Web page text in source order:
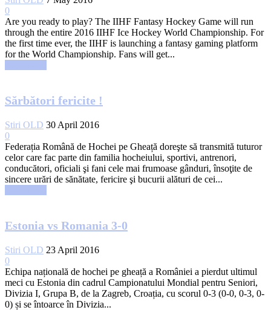
0
Are you ready to play? The IIHF Fantasy Hockey Game will run
through the entire 2016 IIHF Ice Hockey World Championship. For
the first time ever, the IIHF is launching a fantasy gaming platform
for the World Championship. Fans will get...
Sărbători fericite !
Stiri OLD 30 April 2016
0
Federația Română de Hochei pe Gheață doreşte să transmită tuturor
celor care fac parte din familia hocheiului, sportivi, antrenori,
conducători, oficiali şi fani cele mai frumoase gânduri, însoţite de
sincere urări de sănătate, fericire şi bucurii alături de cei...
Estonia vs Romania 3-0
Stiri OLD 23 April 2016
0
Echipa națională de hochei pe gheață a României a pierdut ultimul
meci cu Estonia din cadrul Campionatului Mondial pentru Seniori,
Divizia I, Grupa B, de la Zagreb, Croația, cu scorul 0-3 (0-0, 0-3, 0-
0) și se întoarce în Divizia...